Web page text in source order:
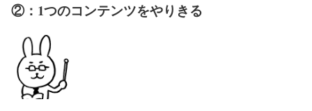
②：1つのコンテンツをやりきる